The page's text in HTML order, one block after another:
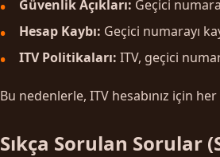
Güvenlik Açıkları: Geçici
Hesap Kaybı: Geçici numarayı
ITV Politikaları: ITV, geçici
Bu nedenlerle, ITV hesabınız için
Sıkça Sorulan Sorular